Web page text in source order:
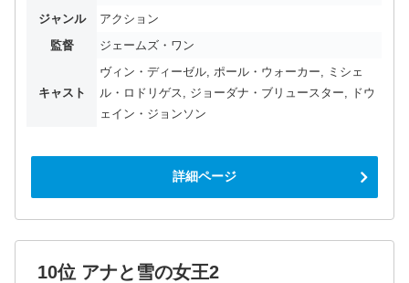
ジャンル
アクション
監督
ジェームズ・ワン
キャスト
ヴィン・ディーゼル, ポール・ウォーカー, ミシェ
ル・ロドリゲス, ジョーダナ・ブリュースター, ドウ
ェイン・ジョンソン
詳細ページ
10位 アナと雪の女王2